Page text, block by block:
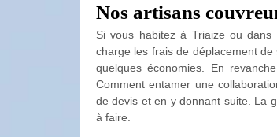
Nos artisans
Si vous habitez à Triaize ou
charge les frais de déplacement
quelques économies. En
Comment entamer une
de devis et en y donnant suite. La
à faire.